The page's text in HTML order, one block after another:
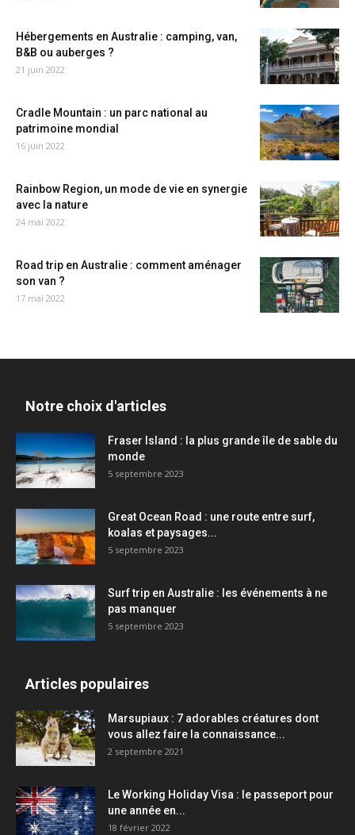
Hébergements en Australie : camping, van,
B&B ou auberges ?
21 juin 2022
Cradle Mountain : un parc national au
patrimoine mondial
16 juin 2022
Rainbow Region, un mode de vie en synergie
avec la nature
24 mai 2022
Road trip en Australie : comment aménager
son van ?
17 mai 2022
Notre choix d'articles
Fraser Island : la plus grande île de sable du
monde
5 septembre 2023
Great Ocean Road : une route entre surf,
koalas et paysages...
5 septembre 2023
Surf trip en Australie : les événements à ne
pas manquer
5 septembre 2023
Articles populaires
Marsupiaux : 7 adorables créatures dont
vous allez faire la connaissance...
2 septembre 2021
Le Working Holiday Visa : le passeport pour
une année en...
18 février 2022